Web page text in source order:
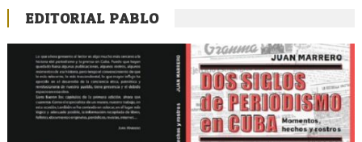
EDITORIAL PABLO